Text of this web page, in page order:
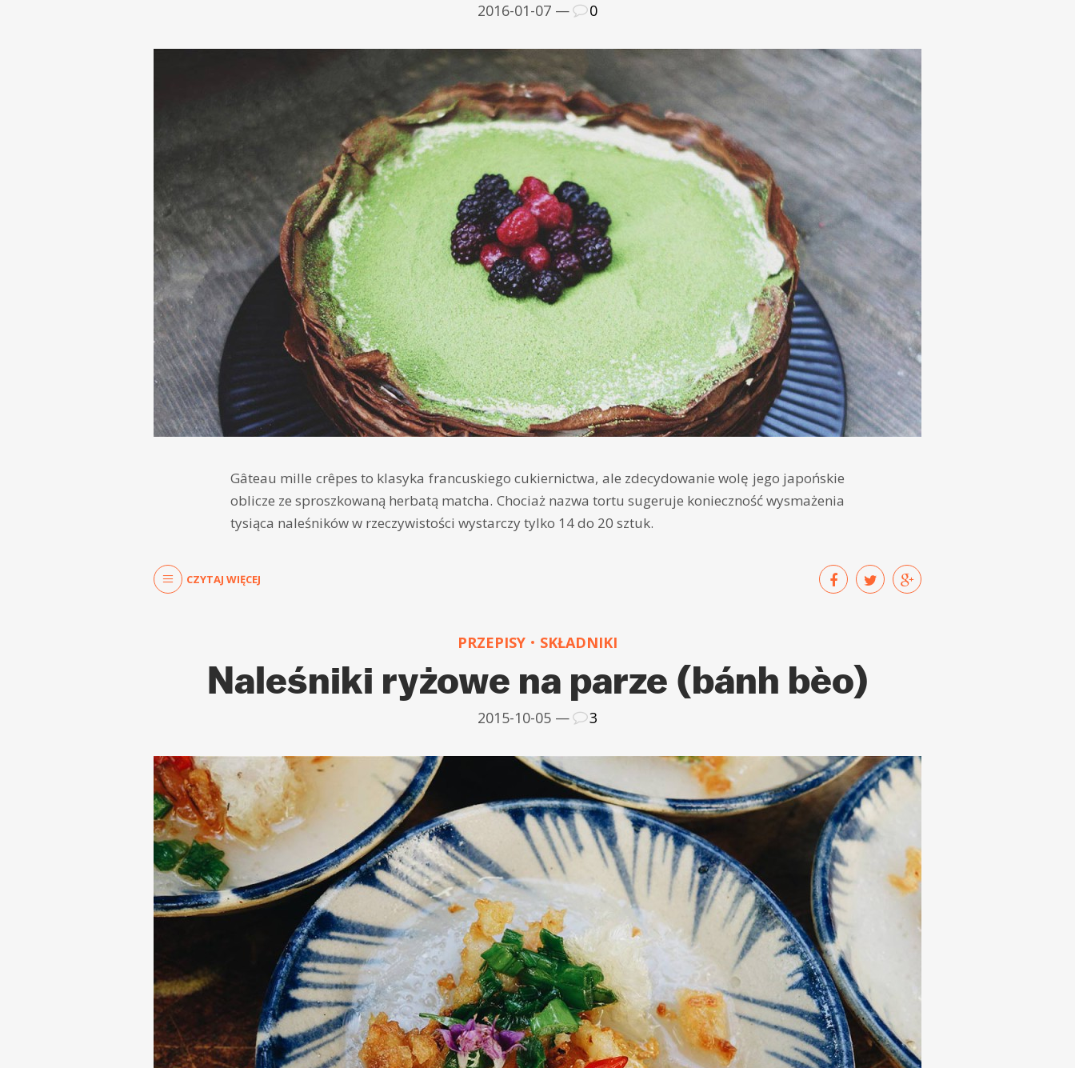
2016-01-07 — 0
Gâteau mille crêpes to klasyka francuskiego cukiernictwa, ale zdecydowanie wolę jego japońskie
oblicze ze sproszkowaną herbatą matcha. Chociaż nazwa tortu sugeruje konieczność wysmażenia
tysiąca naleśników w rzeczywistości wystarczy tylko 14 do 20 sztuk.
CZYTAJ WIĘCEJ
PRZEPISY SKŁADNIKI
Naleśniki ryżowe na parze (bánh bèo)
2015-10-05 — 3